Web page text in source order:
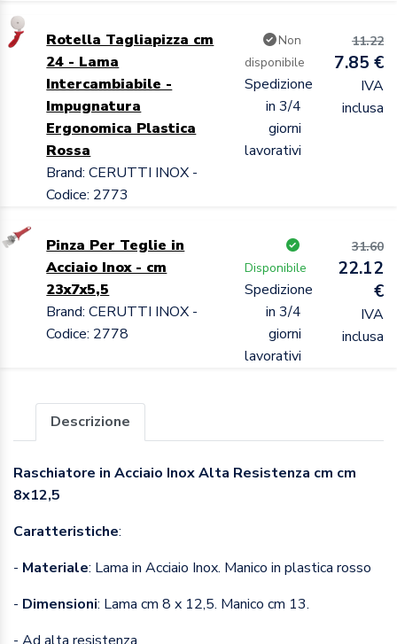
Rotella Tagliapizza cm
24 - Lama
Intercambiabile -
Impugnatura
Ergonomica Plastica
Rossa
Brand: CERUTTI INOX -
Codice: 2773
Non
disponibile
Spedizione
in 3/4
giorni
lavorativi
11.22
7.85 €
IVA
inclusa
Pinza Per Teglie in
Acciaio Inox - cm
23x7x5,5
Brand: CERUTTI INOX -
Codice: 2778
Disponibile
Spedizione
in 3/4
giorni
lavorativi
31.60
22.12
€
IVA
inclusa
Descrizione
Raschiatore in Acciaio Inox Alta Resistenza cm cm
8x12,5
Caratteristiche:
- Materiale: Lama in Acciaio Inox. Manico in plastica rosso
- Dimensioni: Lama cm 8 x 12,5. Manico cm 13.
- Ad alta resistenza